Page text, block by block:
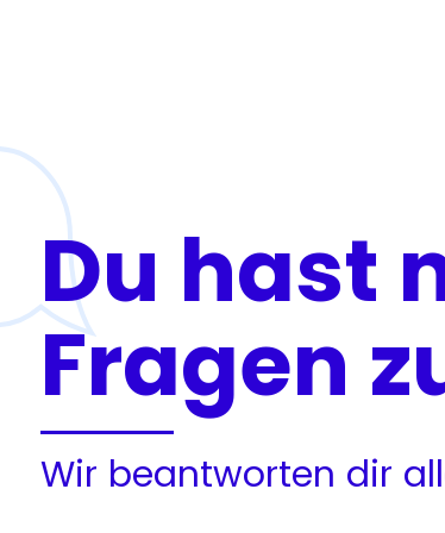
Du hast
Fragen
Wir beantworten dir